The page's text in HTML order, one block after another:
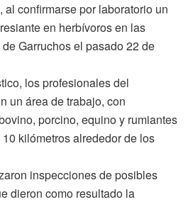
al confirmarse por laboratorio un
en herbívoros en las
Garruchos el pasado 22 de
los profesionales del
un área de trabajo, con
porcino, equino y rumiantes
kilómetros alrededor de los
inspecciones de posibles
dieron como resultado la